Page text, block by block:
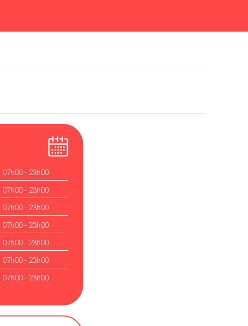
07h00 - 23h00
07h00 - 23h00
07h00 - 23h00
07h00 - 23h00
07h00 - 23h00
07h00 - 23h00
07h00 - 23h00